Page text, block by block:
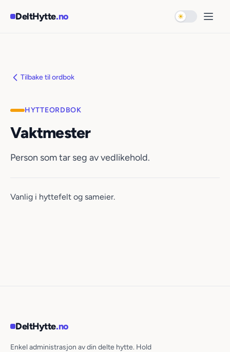
DeltHytte.no Bytt til mørk
Åpne
Tilbake til ordbok
HYTTEORDBOK
Vaktmester
Person som tar seg av vedlikehold.
Vanlig i hyttefelt og sameier.
DeltHytte.no
Enkel administrasjon av din delte hytte. Hold